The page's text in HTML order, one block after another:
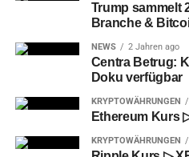
Trump sammelt
Branche &
NEWS 2 Jahren ago
Centra Betrug:
Doku verfügbar
KRYPTOWÄHRUNGEN
Ethereum Kurs
KRYPTOWÄHRUNGEN